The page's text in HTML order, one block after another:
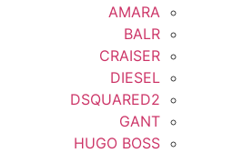
AMARA
BALR
CRAISER
DIESEL
DSQUARED2
GANT
HUGO BOSS